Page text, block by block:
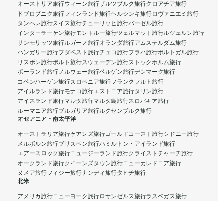
オーストリア旅行ウィーン旅行ザルツブルク旅行クロアチア旅行
ドブロブニク旅行フィンランド旅行ヘルシンキ旅行ロヴァニエミ旅行
タンペレ旅行スイス旅行チューリッヒ旅行バーゼル旅行
インターラーケン旅行モントルー旅行ツェルマット旅行ルツェルン旅行
サンモリッツ旅行ルガーノ旅行オランダ旅行アムステルダム旅行
ハンガリー旅行ブダペスト旅行チェコ旅行プラハ旅行ポルトガル旅行
リスボン旅行ポルト旅行スウェーデン旅行ストックホルム旅行
ポーランド旅行ノルウェー旅行ベルゲン旅行デンマーク旅行
コペンハーゲン旅行スロベニア旅行フランクフルト旅行
アイルランド旅行モナコ旅行エストニア旅行タリン旅行
アイスランド旅行マルタ旅行マルタ島旅行スロバキア旅行
ルーマニア旅行ブルガリア旅行ルクセンブルク旅行
オセアニア・南太平洋
オーストラリア旅行ケアンズ旅行ゴールドコースト旅行シドニー旅行
メルボルン旅行ブリスベン旅行ハミルトン・アイランド旅行
エアーズロック旅行ニュージーランド旅行クライストチャーチ旅行
オークランド旅行クイーンズタウン旅行ニューカレドニア旅行
ヌメア旅行フィジー旅行ナンディ旅行タヒチ旅行
北米
アメリカ旅行ニューヨーク旅行ロサンゼルス旅行ラスベガス旅行